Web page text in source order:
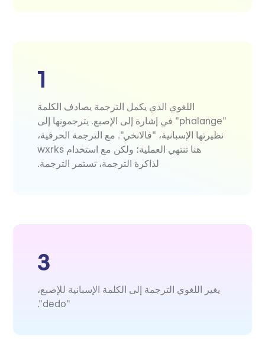
1
اللغوي الذي يكمل الترجمة يصادف الكلمة
"phalange" في إشارة إلى الإصبع. يترجمونها إلى
نظيرتها الإسبانية، "فالانخي". مع الترجمة الحرفية،
هنا تنتهي العملية؛ ولكن مع استخدام wxrks
لذاكرة الترجمة، تستمر الترجمة.
3
يغير اللغوي الترجمة إلى الكلمة الإسبانية للإصبع،
"dedo".